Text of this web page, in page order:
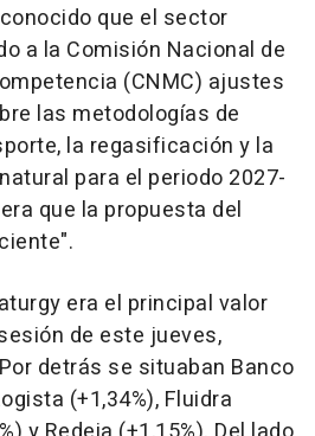
que el sector
a la Comisión Nacional de
(CNMC) ajustes
las metodologías de
la regasificación y la
para el periodo 2027-
que la propuesta del
era el principal valor
de este jueves,
detrás se situaban Banco
(+1,34%), Fluidra